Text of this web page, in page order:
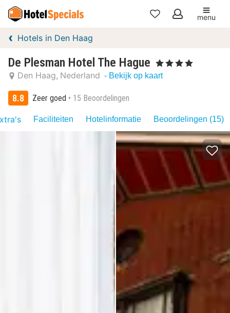
Mijn
menu
Hotels in Den Haag
De Plesman Hotel The Hague , 4 Sterren
Den Haag Nederland - Bekijk op kaart
8.8 Zeer goed 15 Beoordelingen
Faciliteiten Hotelinformatie Beoordelingen (15)